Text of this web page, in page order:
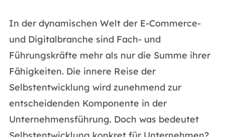
In der dynamischen Welt der E-Commerce-
und Digitalbranche sind Fach- und
Führungskräfte mehr als nur die Summe ihrer
Fähigkeiten. Die innere Reise der
Selbstentwicklung wird zunehmend zur
entscheidenden Komponente in der
Unternehmensführung. Doch was bedeutet